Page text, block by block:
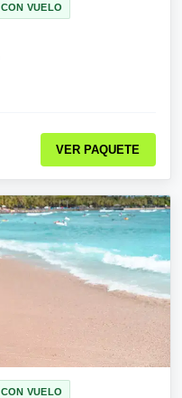
VUELO
VER PAQUETE
VUELO